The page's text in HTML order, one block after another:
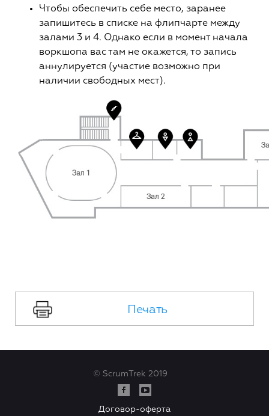
Чтобы обеспечить себе место, заранее
запишитесь в списке на флипчарте между
залами 3 и 4. Однако если в момент начала
воркшопа вас там не окажется, то запись
аннулируется (участие возможно при
наличии свободных мест).
Печать
© ScrumTrek 2019
Договор-оферта